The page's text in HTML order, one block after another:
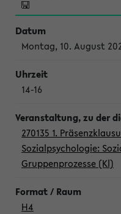
Montag, 10. August
14-16
270135 1.
Sozialpsychologie:
Gruppenprozesse (Kl)
H4